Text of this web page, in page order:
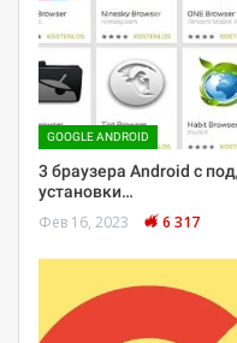
GOOGLE ANDROID
3 браузера Android с
установки…
Фев 16, 2023 6 317